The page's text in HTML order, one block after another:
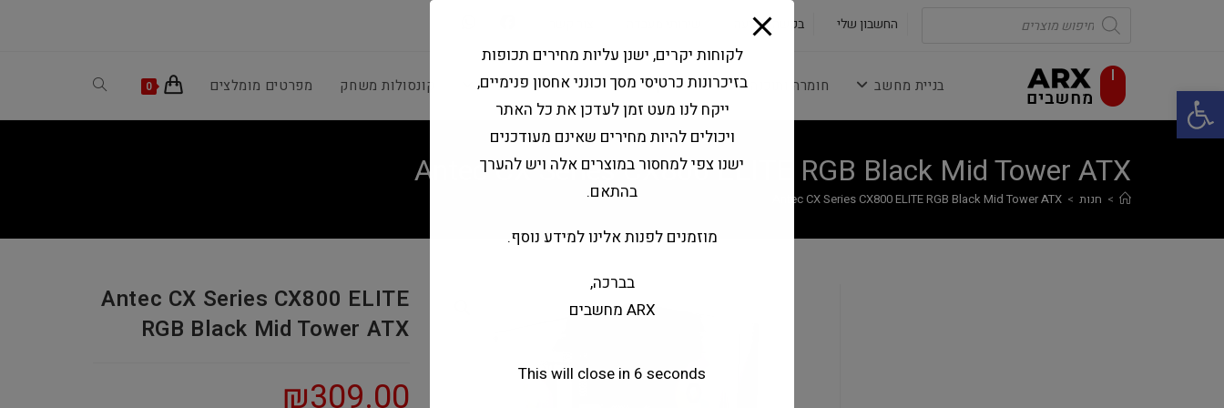
פתח סרגל נגישות
Products
search החשבון שלי בקשה להצעה
בניית מחשב חומרה ותוכנה ציוד היקפי מחשבים וטאבלטים קונסולות משחק מפרטים מומלצים 0
Toggle
Antec CX Series CX800 ELITE RGB Black Mid Tower ATX
> חנות >
Antec CX Series CX800 ELITE RGB Black Mid Tower ATX
Antec CX Series CX800 ELITE
RGB Black Mid Tower ATX
₪309.00
לקוחות יקרים, ישנן עליות מחירים תכופות
בזיכרונות כרטיסי מסך וכונני אחסון פנימיים,
ייקח לנו מעט זמן לעדכן את כל האתר
ויכולים להיות מחירים שאינם מעודכנים
ישנו צפי למחסור במוצרים אלה ויש להערך
בהתאם.
מוזמנים לפנות אלינו למידע נוסף.
בברכה,
ARX מחשבים
This will close in 6 seconds